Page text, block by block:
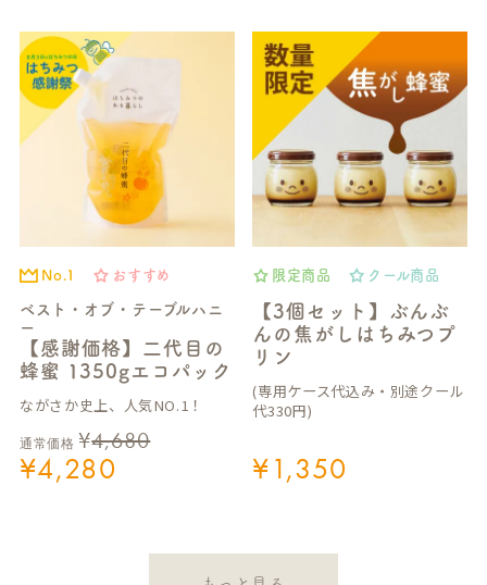
No.1 おすすめ
ベスト・オブ・テーブルハニ
ー
【感謝価格】二代目の
蜂蜜 1350gエコパック
ながさか史上、人気NO.1！
通常価格 ¥4,680
¥4,280
限定商品 クール商品
【3個セット】ぶんぶ
んの焦がしはちみつプ
リン
(専用ケース代込み・別途クール
代330円)
¥1,350